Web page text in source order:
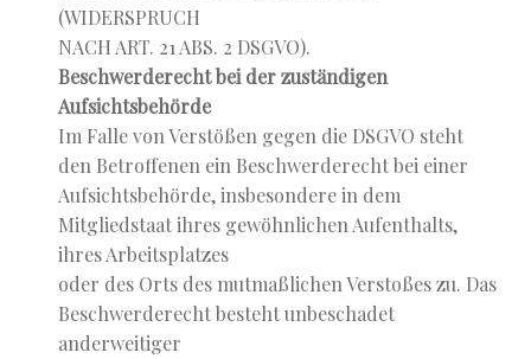
(WIDERSPRUCH
NACH ART. 21 ABS. 2 DSGVO).
Beschwerderecht bei der zuständigen
Aufsichtsbehörde
Im Falle von Verstößen gegen die DSGVO steht
den Betroffenen ein Beschwerderecht bei einer
Aufsichtsbehörde, insbesondere in dem
Mitgliedstaat ihres gewöhnlichen Aufenthalts,
ihres Arbeitsplatzes
oder des Orts des mutmaßlichen Verstoßes zu. Das
Beschwerderecht besteht unbeschadet
anderweitiger